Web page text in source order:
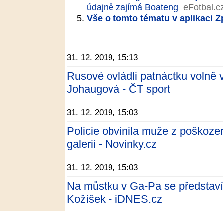
údajně zajímá Boateng
Vše o tomto tématu v aplikaci
31. 12. 2019, 15:13
Rusové ovládli patnáctku volně
Johaugová - ČT sport
31. 12. 2019, 15:03
Policie obvinila muže z
galerii - Novinky.cz
31. 12. 2019, 15:03
Na můstku v Ga-Pa se
Kožíšek - iDNES.cz